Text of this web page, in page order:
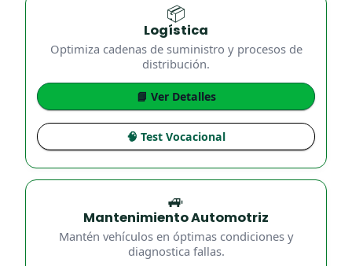
📦
Logística
Optimiza cadenas de suministro y procesos de
distribución.
📘 Ver Detalles
🧠 Test Vocacional
🚙
Mantenimiento Automotriz
Mantén vehículos en óptimas condiciones y
diagnostica fallas.